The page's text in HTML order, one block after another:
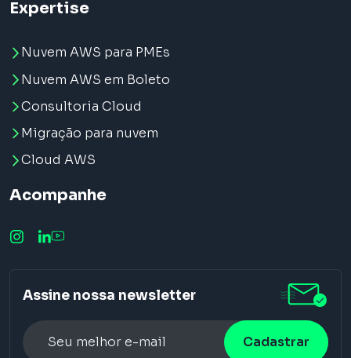
Expertise
Nuvem AWS para PMEs
Nuvem AWS em Boleto
Consultoria Cloud
Migração para nuvem
Cloud AWS
Acompanhe
Assine nossa newsletter